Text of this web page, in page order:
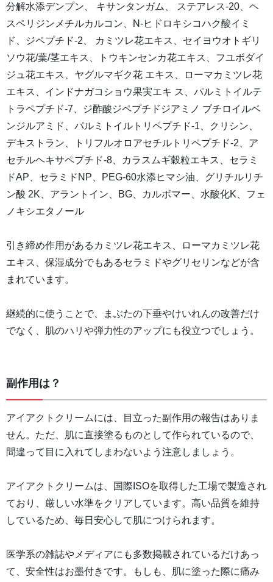
分解水添デンプン、 キサンタンガム、 ステアレス-20、ヘ
スペリジンメチルカルコン、N-ヒドロキシコハク酸イミ
ド、ジペプチド-2、 カミツレ花エキス、セイヨウオトギリ
ソウ花/葉/茎エキス、トウキンセンカ花エキス、フユボダイ
ジュ花エキス、ヤグルマギク花 エキス、ローマカミツレ花
エキス、インドナガコショウ果実エキ ス、パルミトイルテ
トラペプチド-7、ジ酢酸ジペプチドジアミノ ブチロイルベ
ンジルアミド、パルミトイルトリペプチド-1、クリシン、
デキストラン、トリフルオロアセチルトリペプチド-2、ア
セチルヘキサペプチド-8、カラスムギ穀粒エキス、セラミ
ドAP、セラミドNP、PEG-60水添ヒマシ油、グリチルリチ
ン酸 2K、アラントイン、BG、カルボマー、水酸化K、フェ
ノキシエタノール
引き締め作用があるカミツレ花エキス、ローマカミツレ花
エキス、保湿成分でもあるセラミドやグリセリンなどが含
まれています。
継続的に使うことで、まぶたの下垂やけいれんの改善だけ
でなく、肌のハリや弾力性のアップにも役立つでしょう。
副作用は？
アイアクトクリームには、目立った副作用の報告はありま
せん。ただ、肌に直接塗るものとして作られているので、
間違って目に入れてしまわないよう注意しましょう。
アイアクトクリームは、国際ISOを取得した工場で製造され
ており、厳しい水準をクリアしています。高い品質を維持
しているため、毎日安心して肌につけられます。
医学系の雑誌やメディアにも多数掲載されているだけあっ
て、安全性はお墨付きです。もしも、肌に塗った際に痛み